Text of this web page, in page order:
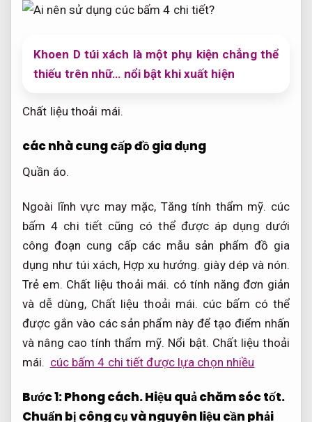
Khoen D túi xách là một phụ kiện chẳng thể
thiếu trên nhữ… nổi bật khi xuất hiện
Chất liệu thoải mái.
các nhà cung cấp đồ gia dụng
Quần áo.
Ngoài lĩnh vực may mặc, Tăng tính thẩm mỹ. cúc
bấm 4 chi tiết cũng có thể được áp dụng dưới
công đoạn cung cấp các mẫu sản phẩm đồ gia
dụng như túi xách, Hợp xu hướng. giày dép và nón.
Trẻ em. Chất liệu thoải mái. có tính năng đơn giản
và dễ dùng, Chất liệu thoải mái. cúc bấm có thể
được gắn vào các sản phẩm này để tạo điểm nhấn
và nâng cao tính thẩm mỹ. Nổi bật. Chất liệu thoải
mái. cúc bấm 4 chi tiết được lựa chọn nhiều
Bước 1:Phong cách.Hiệu quả chăm sóc tốt.
Chuẩn bị công cụ và nguyên liệu cần phải